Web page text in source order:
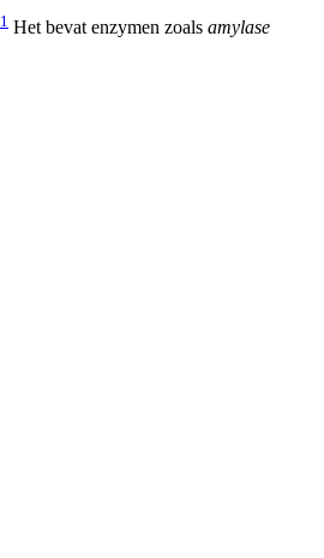
1 Het bevat enzymen zoals amylase